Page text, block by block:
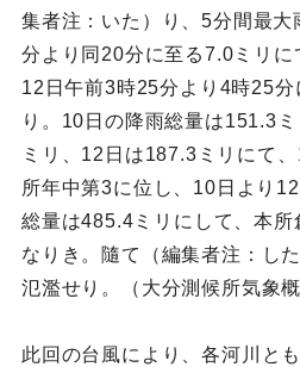
集者注：いた）り、5分間最
分より同20分に至る7.0ミリ
12日午前3時25分より4時25
り。10日の降雨総量は151.3
ミリ、12日は187.3ミリにて
所年中第3に位し、10日より
総量は485.4ミリにして、本
なりき。隨て（編集者注：し
氾濫せり。（大分測候所気象概
此回の台風により、各河川と